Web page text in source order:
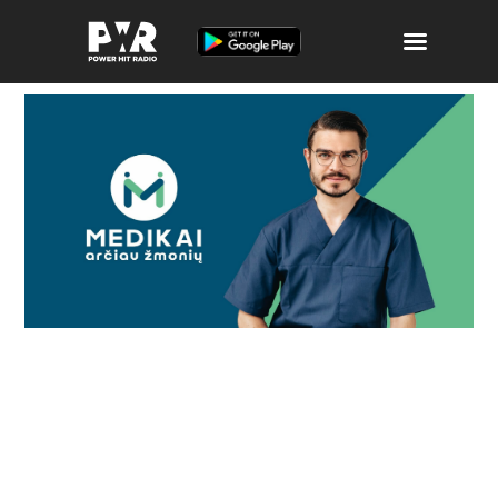
Laidos ir Archyvas
Muzika
Apie POWER